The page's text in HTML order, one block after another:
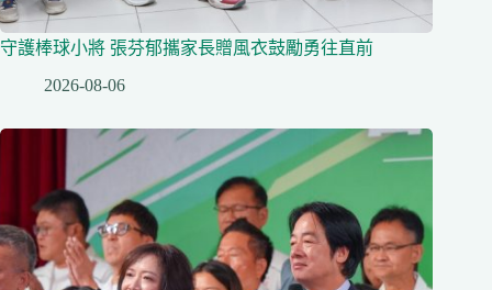
守護棒球小將 張芬郁攜家長贈風衣鼓勵勇往直前
2026-08-06